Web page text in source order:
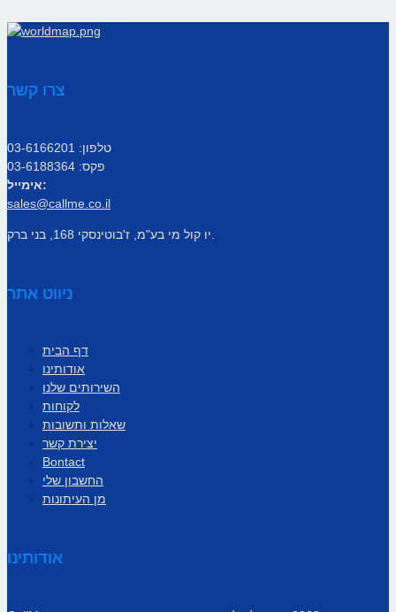
צרו קשר
טלפון: 03-6166201
פקס: 03-6188364
אימייל:
sales@callme.co.il
ניווט אתר
דף הבית
אודותינו
השירותים שלנו
לקוחות
שאלות ותשובות
יצירת קשר
Bontact
החשבון שלי
מן העיתונות
אודותינו